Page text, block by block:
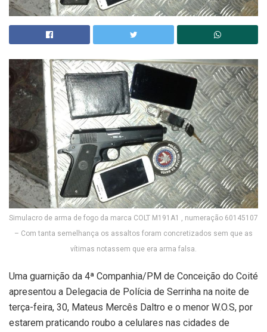
Simulacro de arma de fogo da marca COLT M191A1 , numeração 60145107
– Com tanta semelhança os assaltos foram concretizados sem que as
vítimas notassem que era arma falsa.
Uma guarnição da 4ª Companhia/PM de Conceição do Coité
apresentou a Delegacia de Polícia de Serrinha na noite de
terça-feira, 30, Mateus Mercês Daltro e o menor W.O.S, por
estarem praticando roubo a celulares nas cidades de